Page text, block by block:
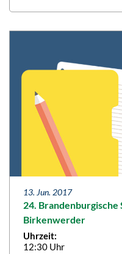
13. Jun. 2017
24.
Birkenwerder
Uhrzeit:
12:30 Uhr